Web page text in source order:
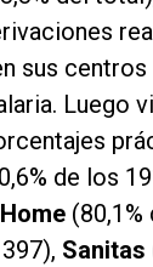
sus centros
Luego
de los
(80,1%
Sanitas